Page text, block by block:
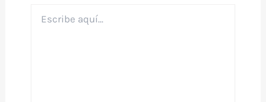
aquí...